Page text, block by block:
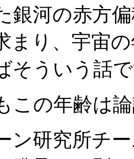
銀河の赤方
まり、宇宙
そういう話
この年齢は
ン研究所チ